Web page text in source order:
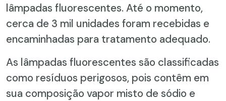
lâmpadas fluorescentes. Até o momento,
cerca de 3 mil unidades foram recebidas e
encaminhadas para tratamento adequado.
As lâmpadas fluorescentes são classificadas
como resíduos perigosos, pois contêm em
sua composição vapor misto de sódio e